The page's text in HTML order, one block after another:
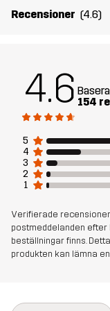
Material 1
Foder
Mesh
Material 3
Vikt
Recensioner (4.6)
4.6 154
5
4
3
2
1
Verifierade
postmeddelanden efter
beställningar finns.
produkten kan lämna